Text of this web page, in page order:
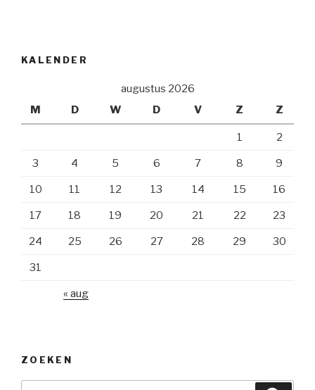
KALENDER
augustus 2026
M
D W D V Z Z
1 2
3 4 5 6 7 8 9
10 11 12 13 14 15 16
17 18 19 20 21 22 23
24 25 26 27 28 29 30
31
« aug
ZOEKEN